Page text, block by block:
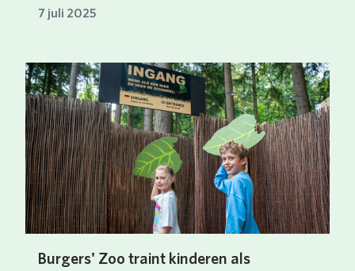
7 juli 2025
Burgers' Zoo traint kinderen als